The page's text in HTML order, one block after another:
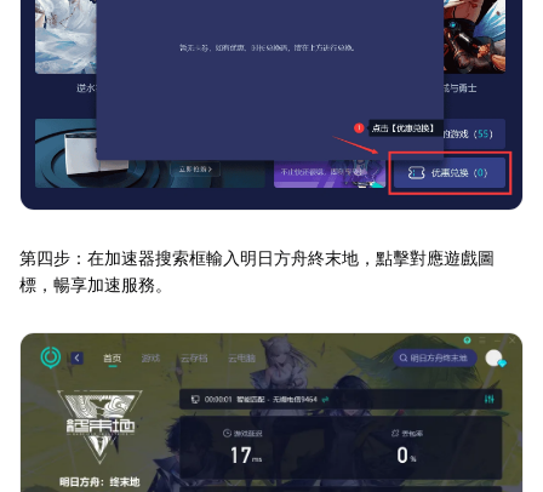
第四步：在加速器搜索框輸入明日方舟終末地，點擊對應遊戲圖
標，暢享加速服務。